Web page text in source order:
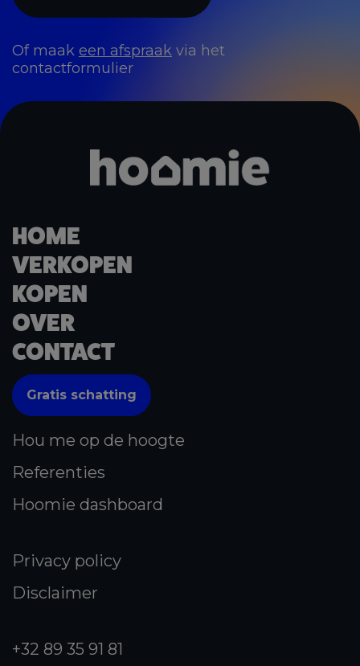
Of maak een afspraak via het
contactformulier
HOME
VERKOPEN
KOPEN
OVER
CONTACT
Gratis schatting
Hou me op de hoogte
Referenties
Hoomie dashboard
Privacy policy
Disclaimer
+32 89 35 91 81